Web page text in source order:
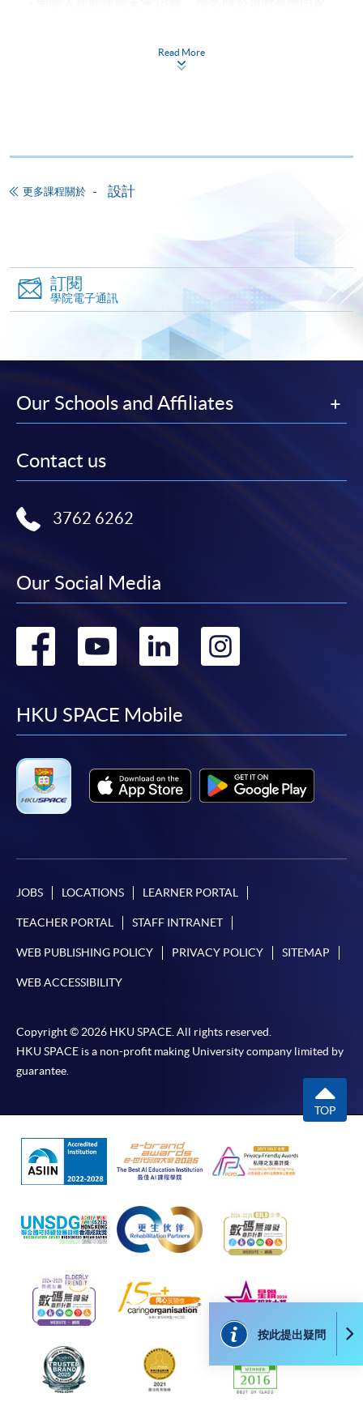
申請人如報讀兩個課程或以上，請細閱各個課程的上
課時間地點，以免課時重疊，或因地點相距太遠而無
學費及學額不得轉讓他人。一經取錄，學生不得用
已付的學費和已取得的學額轉讀其他課程，惟學院
對特殊情況，可酌情處理。轉讀申請一經批准，學
學院在收妥費用後，會向申請人發出付款收據，惟
郵寄付款收據如若遺失，學院概不負責。
付款收據只發一次。申請額外付款證明的收費為每
張港幣30元。請以劃線支票支付，抬頭註明「香
港大學專業進修學院」，並連同貼上郵票的回郵信
封及申請表交回本學院。補發的學費收據通常於課
Summer School 網頁
Read More
更多課程關於 設計
訂閱
學院電子通訊
按此提出疑問
折
Our Schools and Affiliates
Contact us
3762 6262
Our Social Media
Go
facebook
Go
youtube
Go
linkedin
HKU SPACE Mobile
JOBS LOCATIONS LEARNER PORTAL
TEACHER PORTAL STAFF INTRANET
WEB PUBLISHING POLICY PRIVACY POLICY SITEMAP
WEB ACCESSIBILITY
Copyright © 2026 HKU SPACE. All rights reserved.
HKU SPACE is a non-profit making University company limited by
guarantee.
TOP